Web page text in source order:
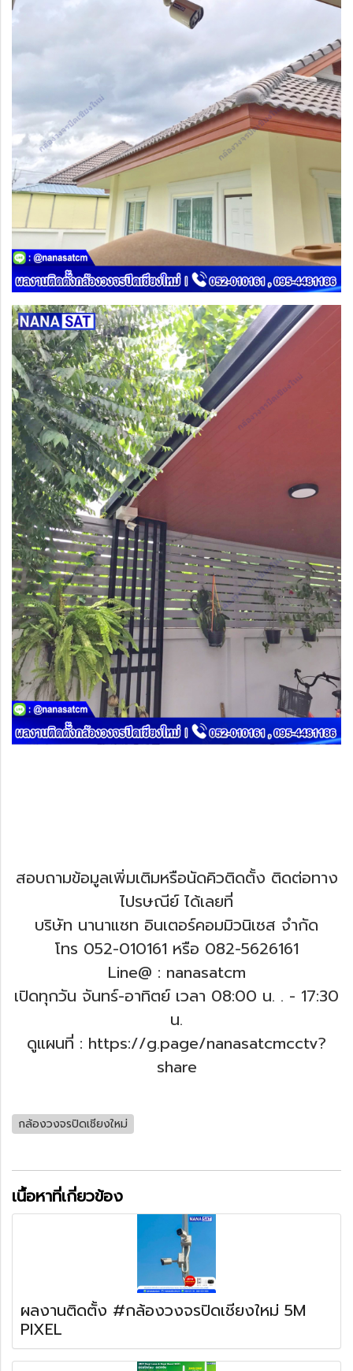
สอบถามข้อมูลเพิ่มเติมหรือนัดคิวติดตั้ง ติดต่อทาง
ไปรษณีย์ ได้เลยที่
บริษัท นานาแซท อินเตอร์คอมมิวนิเซส จำกัด
โทร 052-010161 หรือ 082-5626161
Line@ : nanasatcm
เปิดทุกวัน จันทร์-อาทิตย์ เวลา 08:00 น. . - 17:30
น.
ดูแผนที่ : https://g.page/nanasatcmcctv?
share
กล้องวงจรปิดเชียงใหม่
เนื้อหาที่เกี่ยวข้อง
ผลงานติดตั้ง #กล้องวงจรปิดเชียงใหม่ 5M
PIXEL